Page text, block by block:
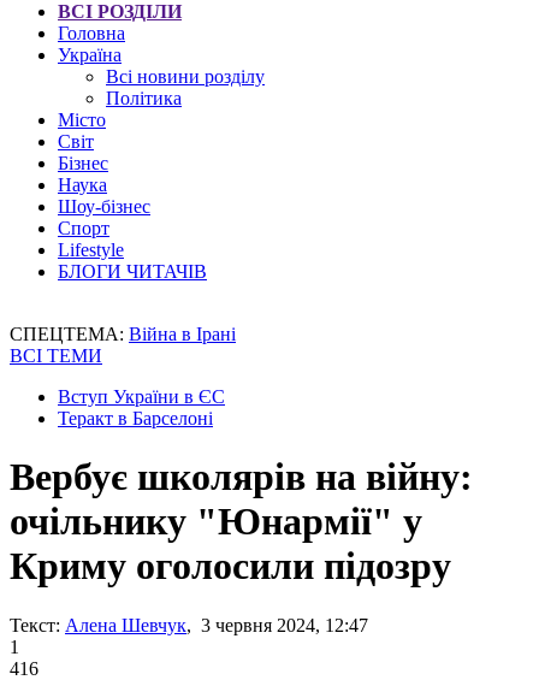
ВСІ РОЗДІЛИ
Головна
Україна
Всі новини розділу
Політика
Місто
Світ
Бізнес
Наука
Шоу-бізнес
Спорт
Lifestyle
БЛОГИ ЧИТАЧІВ
СПЕЦТЕМА: Війна в Ірані
ВСІ ТЕМИ
Вступ України в ЄС
Теракт в Барселоні
Вербує школярів на війну:
очільнику "Юнармії" у
Криму оголосили підозру
Текст: Алена Шевчук, 3 червня 2024, 12:47
1
416